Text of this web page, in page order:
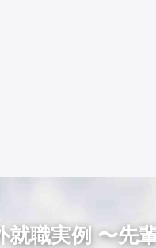
職実例 〜先